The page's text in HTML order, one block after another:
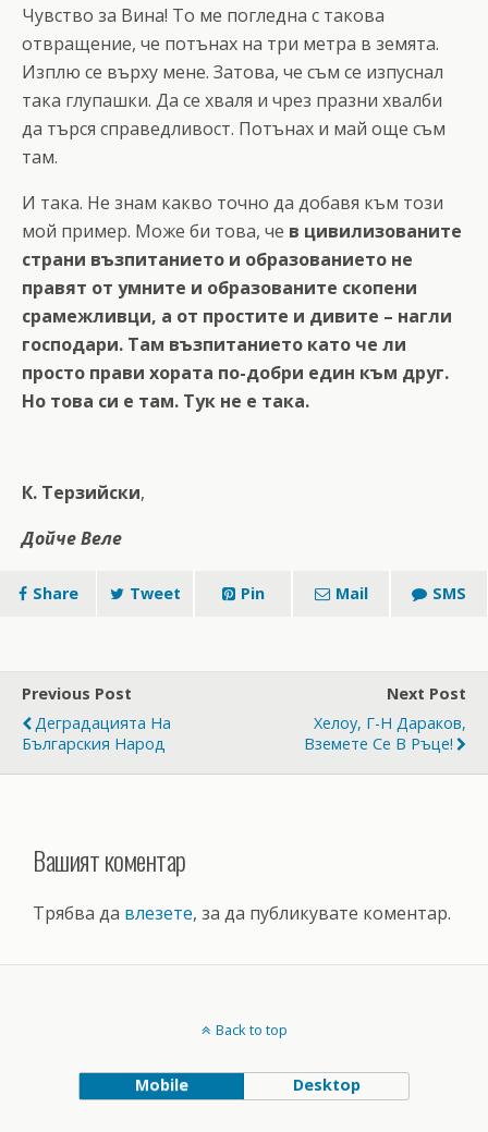
Чувство за Вина! То ме погледна с такова
отвращение, че потънах на три метра в земята.
Изплю се върху мене. Затова, че съм се изпуснал
така глупашки. Да се хваля и чрез празни хвалби
да търся справедливост. Потънах и май още съм
там.
И така. Не знам какво точно да добавя към този
мой пример. Може би това, че в цивилизованите
страни възпитанието и образованието не
правят от умните и образованите скопени
срамежливци, а от простите и дивите – нагли
господари. Там възпитанието като че ли
просто прави хората по-добри един към друг.
Но това си е там. Тук не е така.
К. Терзийски,
Дойче Веле
Share Tweet Pin Mail SMS
Previous Post
Деградацията На
Българския Народ
Next Post
Хелоу, Г-Н Дараков,
Вземете Се В Ръце!
Вашият коментар
Трябва да влезете, за да публикувате коментар.
Back to top
Mobile Desktop